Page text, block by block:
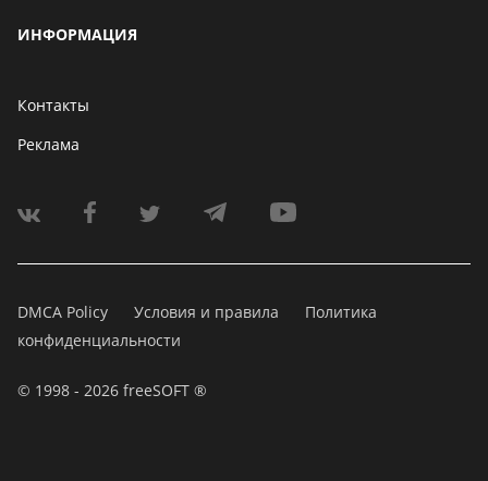
ИНФОРМАЦИЯ
Контакты
Реклама
DMCA Policy Условия и правила
Политика
конфиденциальности
© 1998 - 2026 freeSOFT ®